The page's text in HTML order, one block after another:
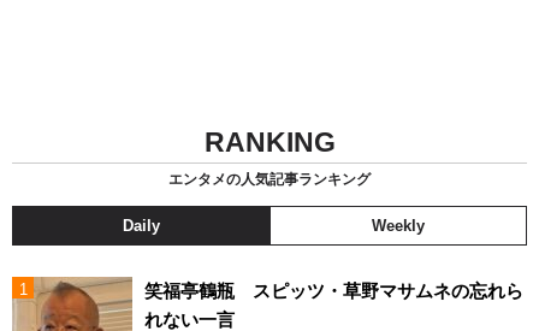
RANKING
エンタメの人気記事ランキング
Daily Weekly
笑福亭鶴瓶 スピッツ・草野マサムネの忘れら
れない一言